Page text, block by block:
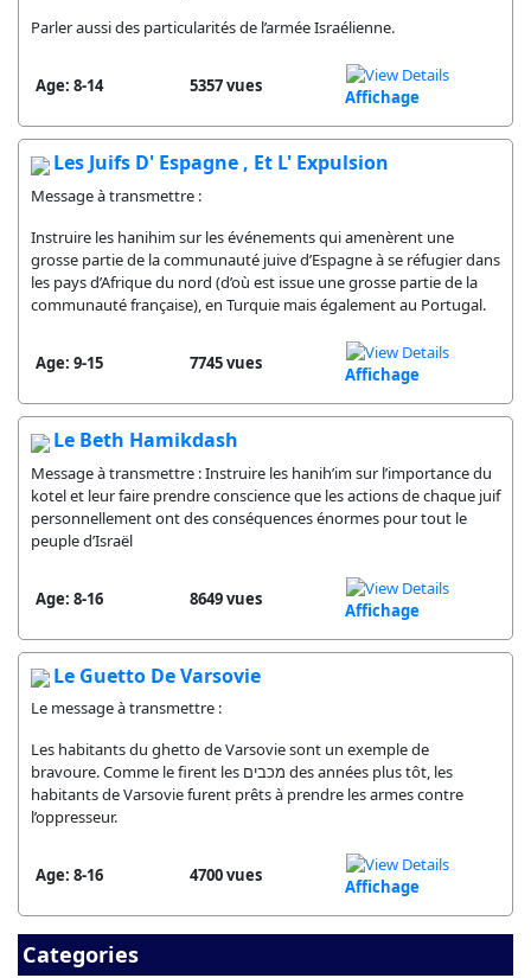
Categories
Parler aussi des particularités de l’armée Israélienne.
Age: 8-14 5357 vues
Affichage
Les Juifs D' Espagne , Et L' Expulsion
Message à transmettre :
Instruire les hanihim sur les événements qui amenèrent une
grosse partie de la communauté juive d’Espagne à se réfugier dans
les pays d’Afrique du nord (d’où est issue une grosse partie de la
communauté française), en Turquie mais également au Portugal.
Age: 9-15 7745 vues
Affichage
Le Beth Hamikdash
Message à transmettre : Instruire les hanih’im sur l’importance du
kotel et leur faire prendre conscience que les actions de chaque juif
personnellement ont des conséquences énormes pour tout le
peuple d’Israël
Age: 8-16 8649 vues
Affichage
Le Guetto De Varsovie
Le message à transmettre :
Les habitants du ghetto de Varsovie sont un exemple de
bravoure. Comme le firent les מכבים des années plus tôt, les
habitants de Varsovie furent prêts à prendre les armes contre
l’oppresseur.
Age: 8-16 4700 vues
Affichage